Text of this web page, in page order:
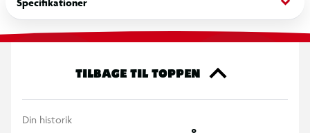
legen super sjov! Batterier medfølger, så legen kan begynde
med det samme – og fortsætte i timevis! Disse kravlende
børn fra 4-6 år. Byg din samling af actionfigurer, byggesæt,
OBS! Varen er assorteret, og bestemt variant kan ikke
TILBAGE TIL TOPPEN
Din historik